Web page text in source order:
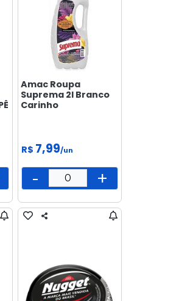
Amac Roupa
Suprema 2l Branco
Carinho
R$ 7,99/un
- +